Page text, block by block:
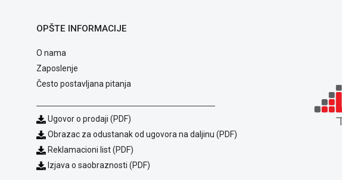
OPŠTE INFORMACIJE
O nama
Zaposlenje
Često postavljana pitanja
Ugovor o prodaji (PDF)
Obrazac za odustanak od ugovora na daljinu (PDF)
Reklamacioni list (PDF)
Izjava o saobraznosti (PDF)